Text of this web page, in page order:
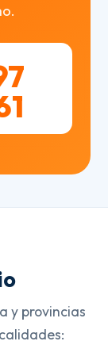
y provincias